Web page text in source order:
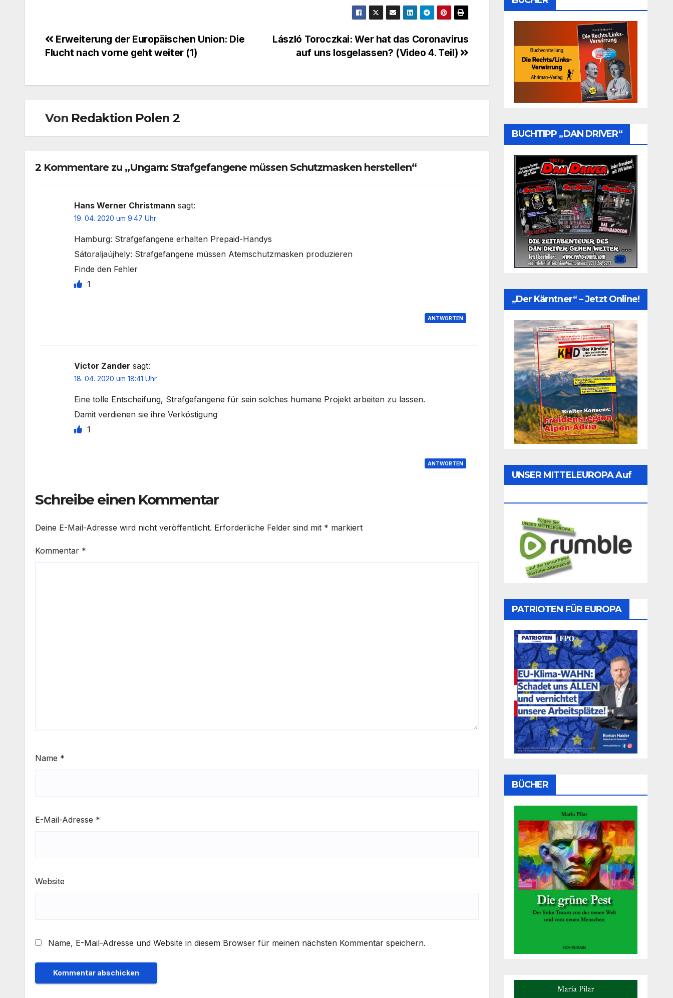
Beitragsnavigation
László Toroczkai: Wer hat das Coronavirus
auf uns losgelassen? (Video 4. Teil)
Erweiterung der Europäischen Union: Die
Flucht nach vorne geht weiter (1)
Von Redaktion Polen 2
2 Kommentare zu „Ungarn: Strafgefangene müssen Schutzmasken herstellen“
Hans Werner Christmann sagt:
19. 04. 2020 um 9:47 Uhr
Hamburg: Strafgefangene erhalten Prepaid-Handys
Sátoraljaújhely: Strafgefangene müssen Atemschutzmasken produzieren
Finde den Fehler
1
ANTWORTEN
Victor Zander sagt:
18. 04. 2020 um 18:41 Uhr
Eine tolle Entscheifung, Strafgefangene für sein solches humane Projekt arbeiten zu lassen.
Damit verdienen sie ihre Verköstigung
1
ANTWORTEN
Schreibe einen Kommentar
Deine E-Mail-Adresse wird nicht veröffentlicht. Erforderliche Felder sind mit * markiert
Kommentar *
Name *
E-Mail-Adresse *
Website
Name, E-Mail-Adresse und Website in diesem Browser für meinen nächsten Kommentar speichern.
BUCHTIPP „DAN DRIVER“
„Der Kärntner“ – Jetzt Online!
UNSER MITTELEUROPA Auf
PATRIOTEN FÜR EUROPA
BÜCHER